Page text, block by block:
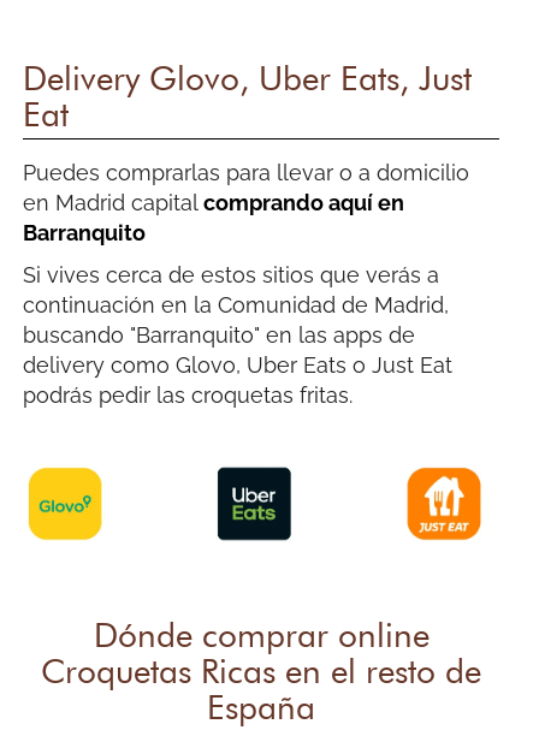
Delivery Glovo, Uber Eats, Just
Eat
Puedes comprarlas para llevar o a domicilio
en Madrid capitalcomprando aquí en
Barranquito
Si vives cerca de estos sitios que verás a
continuación en la Comunidad de Madrid,
buscando "Barranquito" en las apps de
delivery como Glovo, Uber Eats o Just Eat
podrás pedir las croquetas fritas.
Dónde comprar online
Croquetas Ricas en el resto de
España